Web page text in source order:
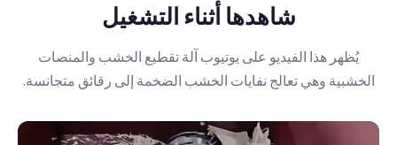
شاهدها أثناء التشغيل
يُظهر هذا الفيديو على يوتيوب آلة تقطيع الخشب والمنصات
الخشبية وهي تعالج نفايات الخشب الضخمة إلى رقائق متجانسة.